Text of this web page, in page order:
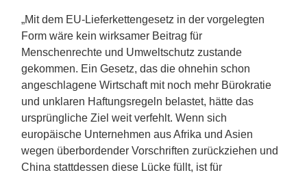
„Mit dem EU-Lieferkettengesetz in der vorgelegten
Form wäre kein wirksamer Beitrag für
Menschenrechte und Umweltschutz zustande
gekommen. Ein Gesetz, das die ohnehin schon
angeschlagene Wirtschaft mit noch mehr Bürokratie
und unklaren Haftungsregeln belastet, hätte das
ursprüngliche Ziel weit verfehlt. Wenn sich
europäische Unternehmen aus Afrika und Asien
wegen überbordender Vorschriften zurückziehen und
China stattdessen diese Lücke füllt, ist für